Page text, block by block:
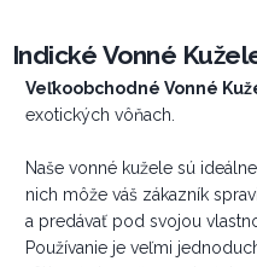
Indické Vonné
Veľkoobchodné Vonné
exotických vôňach.
Naše vonné kužele sú
nich môže váš zákazník
a predávať pod svojou
Používanie je veľmi